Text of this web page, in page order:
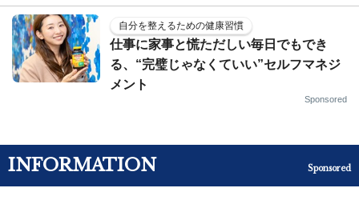
自分を整えるための健康習慣
仕事に家事と慌ただしい毎日でもでき
る、“完璧じゃなくていい”セルフマネジ
メント
Sponsored
INFORMATION Sponsored